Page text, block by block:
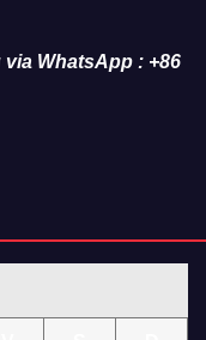
WhatsApp : +86